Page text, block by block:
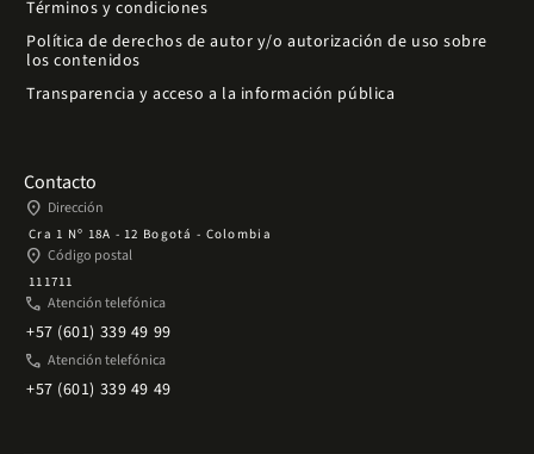
Términos y condiciones
Política de derechos de autor y/o autorización de uso sobre
los contenidos
Transparencia y acceso a la información pública
Contacto
place Dirección
Cra 1 Nº 18A - 12 Bogotá - Colombia
place Código postal
111711
phone Atención telefónica
+57 (601) 339 49 99
phone Atención telefónica
+57 (601) 339 49 49